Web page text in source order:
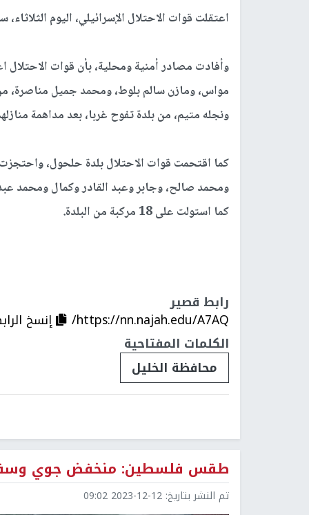
اعتقلت قوات الاحتلال الإسرائيلي، اليوم الثلاثاء، ستة مواطنين،
وأفادت مصادر أمنية ومحلية، بأن قوات الاحتلال
مواس، ومازن سالم بلوط، ومحمد جميل مناصرة،
ونجله متيم، من بلدة تفوح غربا، بعد مداهمة
كما اقتحمت قوات الاحتلال بلدة حلحول،
ومحمد صالح، وجابر وعبد القادر وكمال ومحمد
كما استولت على 18 مركبة من البلدة.
رابط قصير
https://nn.najah.edu/A7AQ/
إنسخ
الكلمات المفتاحية
محافظة الخليل
طقس فلسطين: منخفض جوي
تم النشر بتاريخ: 2023-12-12 09:02